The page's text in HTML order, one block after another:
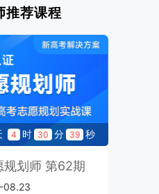
推荐课程
4 时 30 分 38 秒
规划师 第62期
08.23